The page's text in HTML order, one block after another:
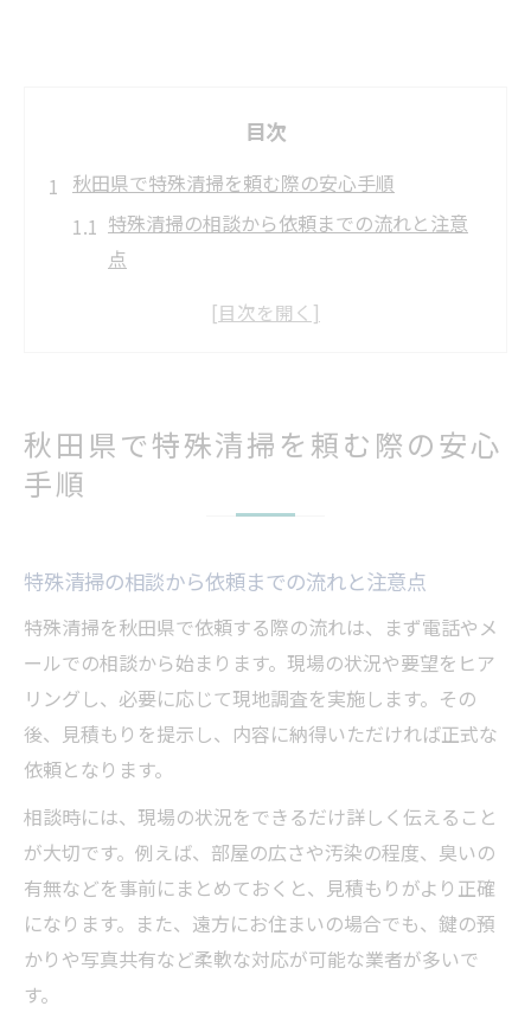
目次
秋田県で特殊清掃を頼む際の安心手順
特殊清掃の相談から依頼までの流れと注意
点
特殊清掃における事前準備と安心のポイン
孤独死や遺品整理現場での特殊清掃対応例
信頼できる特殊清掃業者を選ぶコツと基準
特殊清掃の口コミや評判を活用するポイン
費用対効果で見る特殊清掃業者の比較方法
特殊清掃の求人情報も参考に検討するメリ
ット
業者選びで重視したい作業内容と対応力
信頼できる特殊清掃業者の見極め方
特殊清掃業者の信頼性を見抜くチェックポ
イント
特殊清掃の実績や対応事例を確認する重要
秋田県で特殊清掃を頼む際の安心
手順
特殊清掃の相談から依頼までの流れと注意点
特殊清掃を秋田県で依頼する際の流れは、まず電話やメ
ールでの相談から始まります。現場の状況や要望をヒア
リングし、必要に応じて現地調査を実施します。その
後、見積もりを提示し、内容に納得いただければ正式な
依頼となります。
相談時には、現場の状況をできるだけ詳しく伝えること
が大切です。例えば、部屋の広さや汚染の程度、臭いの
有無などを事前にまとめておくと、見積もりがより正確
になります。また、遠方にお住まいの場合でも、鍵の預
かりや写真共有など柔軟な対応が可能な業者が多いで
す。